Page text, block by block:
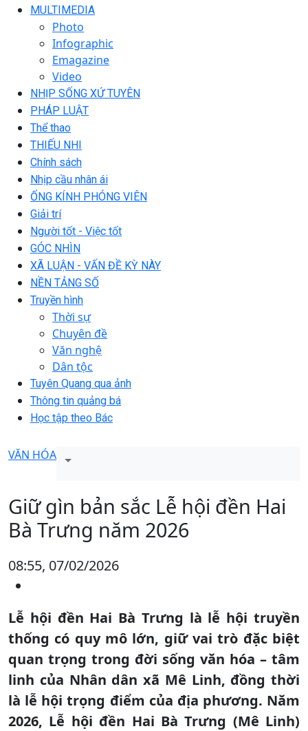
MULTIMEDIA
Photo
Infographic
Emagazine
Video
NHỊP SỐNG XỨ TUYÊN
PHÁP LUẬT
Thể thao
THIẾU NHI
Chính sách
Nhịp cầu nhân ái
ỐNG KÍNH PHÓNG VIÊN
Giải trí
Người tốt - Việc tốt
GÓC NHÌN
XÃ LUẬN - VẤN ĐỀ KỲ NÀY
NỀN TẢNG SỐ
Truyền hình
Thời sự
Chuyên đề
Văn nghệ
Dân tộc
Tuyên Quang qua ảnh
Thông tin quảng bá
Học tập theo Bác
VĂN HÓA
Giữ gìn bản sắc Lễ hội đền Hai
Bà Trưng năm 2026
08:55, 07/02/2026
Lễ hội đền Hai Bà Trưng là lễ hội truyền
thống có quy mô lớn, giữ vai trò đặc biệt
quan trọng trong đời sống văn hóa – tâm
linh của Nhân dân xã Mê Linh, đồng thời
là lễ hội trọng điểm của địa phương. Năm
2026, Lễ hội đền Hai Bà Trưng (Mê Linh)